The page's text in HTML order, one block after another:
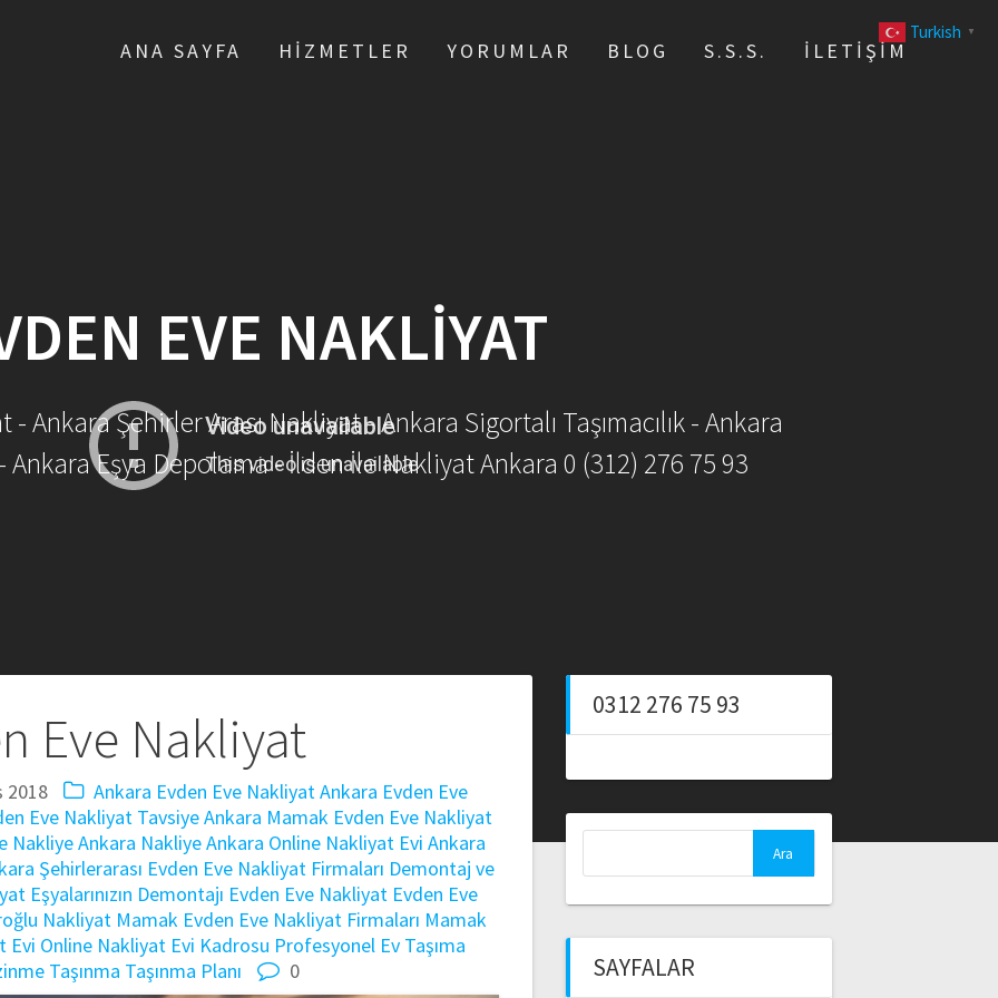
ANA SAYFA HIZMETLER YORUMLAR BLOG S.S.S. İLETIŞIM
EVE NAKLIYAT
Ankara Şehirler Arası Nakliyat - Ankara Sigortalı Taşımacılık - Ankara
Ankara Eşya Depolama - İlden İle Nakliyat Ankara 0 (312) 276 75 93
Eve Nakliyat
2018 Ankara Evden Eve NakliyatAnkara Evden Eve
Eve Nakliyat TavsiyeAnkara Mamak Evden Eve Nakliyat
NakliyeAnkara NakliyeAnkara Online Nakliyat Evi Ankara
Şehirlerarası Evden Eve Nakliyat Firmaları Demontaj ve
Eşyalarınızın Demontajı Evden Eve Nakliyat Evden Eve
Nakliyat Mamak Evden Eve Nakliyat Firmaları Mamak
Evi Online Nakliyat Evi Kadrosu Profesyonel Ev Taşıma
Taşınma Taşınma Planı 0
0312 276 75 93
SAYFALAR
Turkish ▼